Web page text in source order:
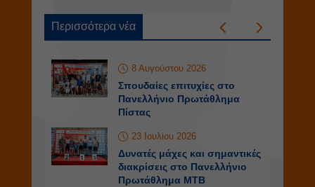
Περισσότερα νέα
8 Αυγούστου 2026
Σπουδαίες επιτυχίες στο
Πανελλήνιο Πρωτάθλημα
Πίστας
23 Ιουλίου 2026
Δυνατές μάχες και σημαντικές
διακρίσεις στο Πανελλήνιο
Πρωτάθλημα ΜΤΒ